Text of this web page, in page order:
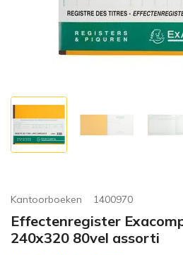
Kantoorboeken 1400970
Effectenregister
240x320 80vel assorti